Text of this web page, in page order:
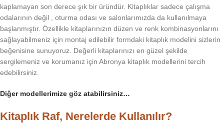
kaplamayan son derece şık bir üründür. Kitaplıklar sadece çalışma
odalarının değil , oturma odası ve salonlarımızda da kullanılmaya
başlanmıştır. Özellikle kitaplarınızın düzen ve renk kombinasyonlarını
sağlayabilmeniz için montaj edilebilir formdaki kitaplık modelini sizlerin
beğenisine sunuyoruz. Değerli kitaplarınızı en güzel şekilde
sergilemeniz ve korumanız için Abronya kitaplık modellerini tercih
edebilirsiniz.
Diğer modellerimize göz atabilirsiniz…
Kitaplık Raf, Nerelerde Kullanılır?